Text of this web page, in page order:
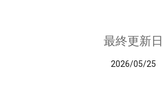
最終更新日
2026/05/25